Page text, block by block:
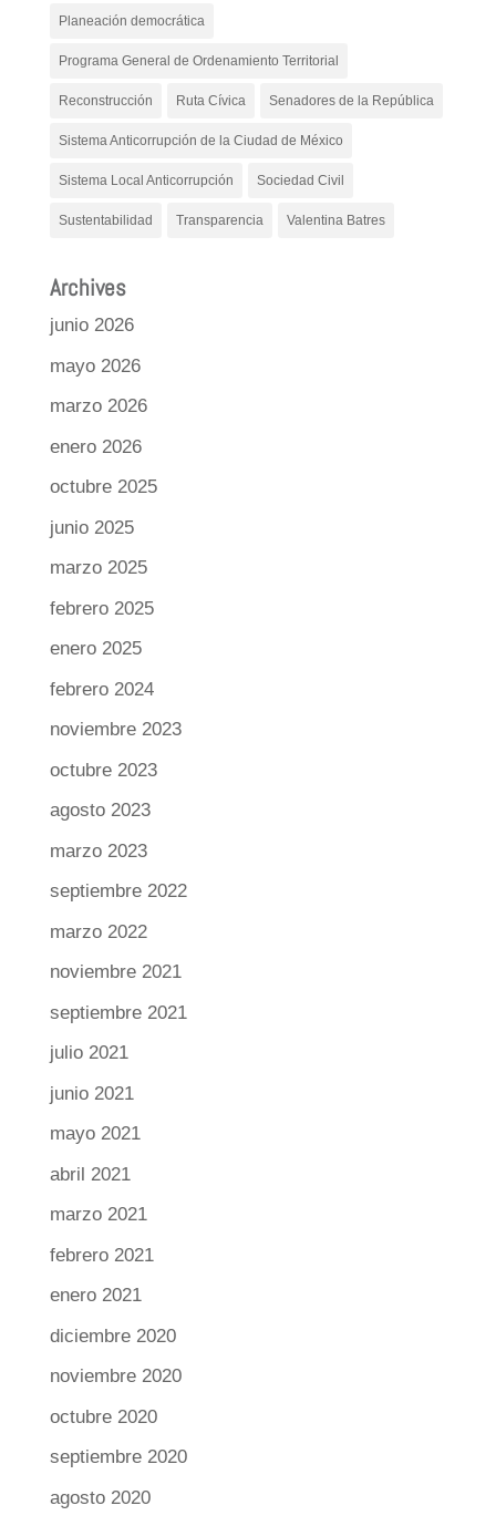
Planeación democrática
Programa General de Ordenamiento Territorial
Reconstrucción Ruta Cívica Senadores de la República
Sistema Anticorrupción de la Ciudad de México
Sistema Local Anticorrupción Sociedad Civil
Sustentabilidad Transparencia Valentina Batres
Archives
junio 2026
mayo 2026
marzo 2026
enero 2026
octubre 2025
junio 2025
marzo 2025
febrero 2025
enero 2025
febrero 2024
noviembre 2023
octubre 2023
agosto 2023
marzo 2023
septiembre 2022
marzo 2022
noviembre 2021
septiembre 2021
julio 2021
junio 2021
mayo 2021
abril 2021
marzo 2021
febrero 2021
enero 2021
diciembre 2020
noviembre 2020
octubre 2020
septiembre 2020
agosto 2020